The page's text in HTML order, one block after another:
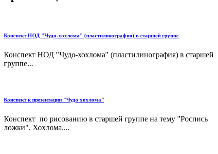
Конспект НОД "Чудо-хохлома" (пластилинография) в старшей группе
Конспект НОД "Чудо-хохлома" (пластилинография) в старшей
группе...
Конспект к презентации "Чудо хохлома"
Конспект по рисованию в старшей группе на тему "Роспись
ложки". Хохлома....